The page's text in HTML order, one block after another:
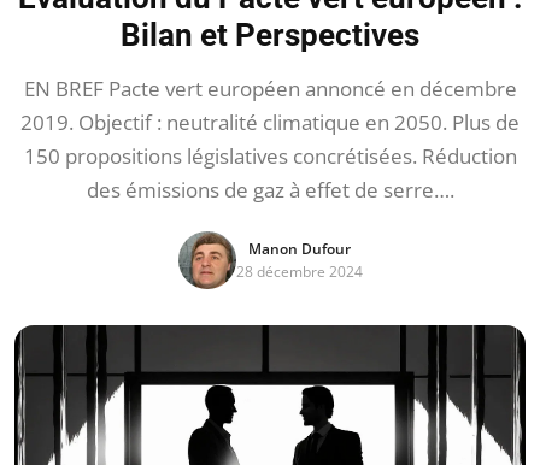
Bilan et Perspectives
EN BREF Pacte vert européen annoncé en décembre
2019. Objectif : neutralité climatique en 2050. Plus de
150 propositions législatives concrétisées. Réduction
des émissions de gaz à effet de serre….
Manon Dufour
28 décembre 2024